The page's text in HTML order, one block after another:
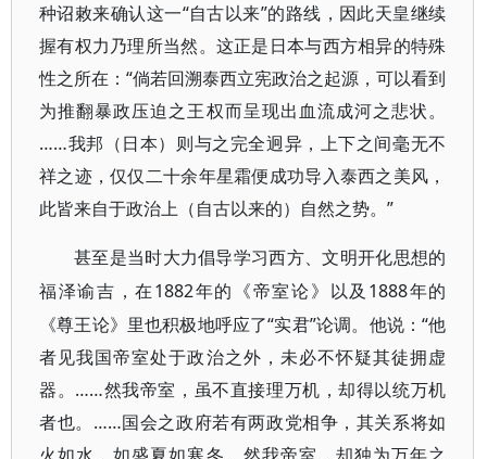
种诏敕来确认这一“自古以来”的路线，因此天皇继续
握有权力乃理所当然。这正是日本与西方相异的特殊
性之所在：“倘若回溯泰西立宪政治之起源，可以看到
为推翻暴政压迫之王权而呈现出血流成河之悲状。
……我邦（日本）则与之完全迥异，上下之间毫无不
祥之迹，仅仅二十余年星霜便成功导入泰西之美风，
此皆来自于政治上（自古以来的）自然之势。”
甚至是当时大力倡导学习西方、文明开化思想的
福泽谕吉，在 1882年的《帝室论》以及1888年的
《尊王论》里也积极地呼应了“实君”论调。他说：“他
者见我国帝室处于政治之外，未必不怀疑其徒拥虚
器。……然我帝室，虽不直接理万机，却得以统万机
者也。……国会之政府若有两政党相争，其关系将如